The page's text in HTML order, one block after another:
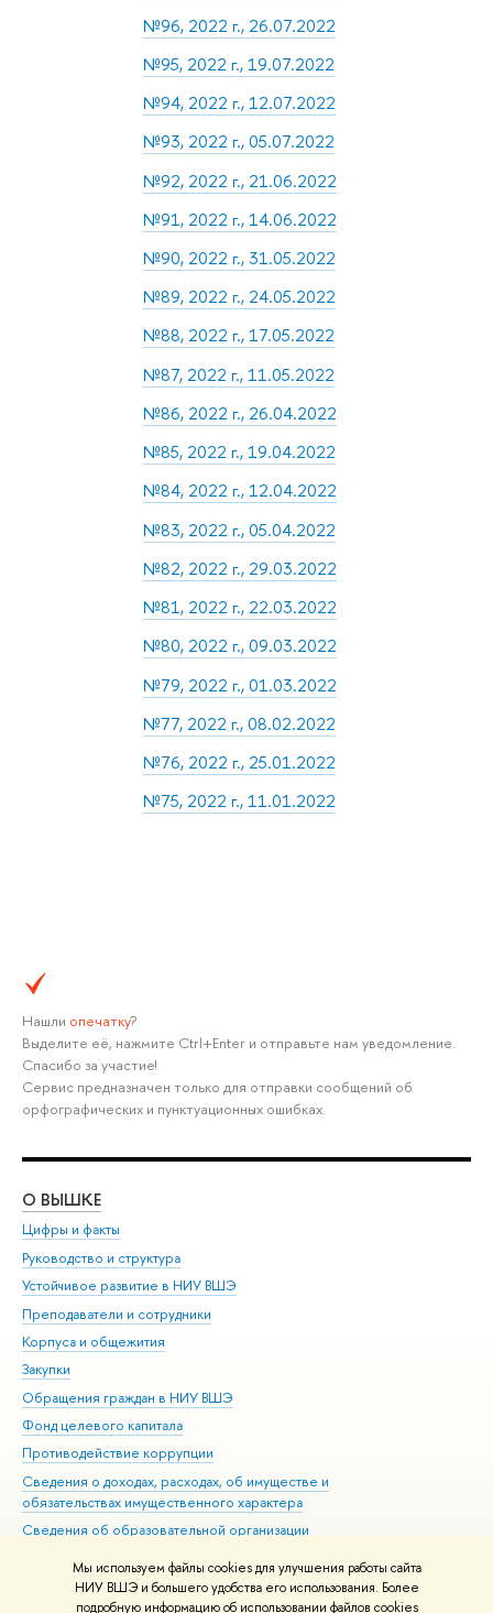
Мы используем файлы cookies для улучшения работы сайта
НИУ ВШЭ и большего удобства его использования. Более
подробную информацию об использовании файлов cookies
№96, 2022 г., 26.07.2022
№95, 2022 г., 19.07.2022
№94, 2022 г., 12.07.2022
№93, 2022 г., 05.07.2022
№92, 2022 г., 21.06.2022
№91, 2022 г., 14.06.2022
№90, 2022 г., 31.05.2022
№89, 2022 г., 24.05.2022
№88, 2022 г., 17.05.2022
№87, 2022 г., 11.05.2022
№86, 2022 г., 26.04.2022
№85, 2022 г., 19.04.2022
№84, 2022 г., 12.04.2022
№83, 2022 г., 05.04.2022
№82, 2022 г., 29.03.2022
№81, 2022 г., 22.03.2022
№80, 2022 г., 09.03.2022
№79, 2022 г., 01.03.2022
№77, 2022 г., 08.02.2022
№76, 2022 г., 25.01.2022
№75, 2022 г., 11.01.2022
Нашли опечатку?
Выделите её, нажмите Ctrl+Enter и отправьте нам уведомление.
Спасибо за участие!
Сервис предназначен только для отправки сообщений об
орфографических и пунктуационных ошибках.
О ВЫШКЕ
Цифры и факты
Руководство и структура
Устойчивое развитие в НИУ ВШЭ
Преподаватели и сотрудники
Корпуса и общежития
Закупки
Обращения граждан в НИУ ВШЭ
Фонд целевого капитала
Противодействие коррупции
Сведения о доходах, расходах, об имуществе и
обязательствах имущественного характера
Сведения об образовательной организации
Людям с ограниченными возможностями здоровья
Единая платежная страница